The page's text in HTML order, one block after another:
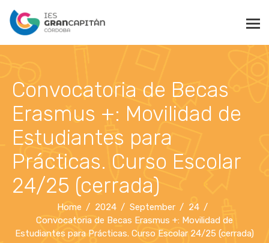
Convocatoria de Becas
Erasmus +: Movilidad de
Estudiantes para
Prácticas. Curso Escolar
24/25 (cerrada)
Home 2024 September
24
Convocatoria de Becas Erasmus +: Movilidad de
Estudiantes para Prácticas. Curso Escolar 24/25 (cerrada)